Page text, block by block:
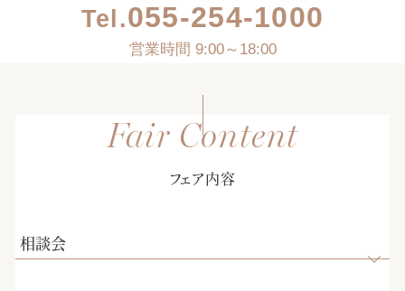
Tel.055-254-1000
営業時間 9:00～18:00
フェア内容
相談会